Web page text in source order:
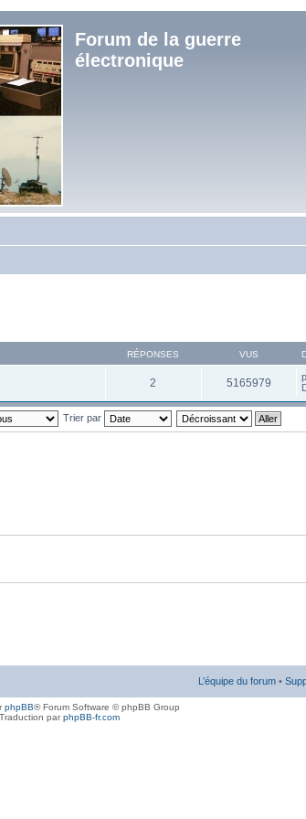
Forum de la guerre
électronique
RÉPONSES VUS
2 5165979
Trier par
L’équipe du forum •
phpBB® Forum Software © phpBB Group
Traduction parphpBB-fr.com